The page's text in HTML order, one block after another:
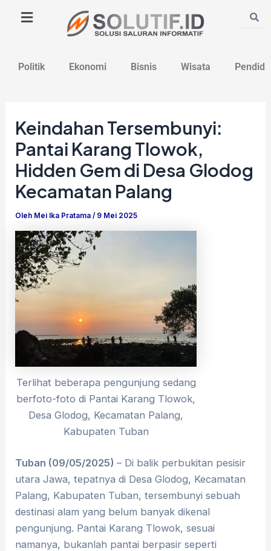
Politik Ekonomi Bisnis Wisata
Keindahan Tersembunyi:
Pantai Karang Tlowok,
Hidden Gem di Desa Glodog
Kecamatan Palang
Oleh Mei Ika Pratama/ 9 Mei 2025
Terlihat beberapa pengunjung sedang
berfoto-foto di Pantai Karang Tlowok,
Desa Glodog, Kecamatan Palang,
Kabupaten Tuban
Tuban (09/05/2025)– Di balik perbukitan pesisir
utara Jawa, tepatnya di Desa Glodog, Kecamatan
Palang, Kabupaten Tuban, tersembunyi sebuah
destinasi alam yang belum banyak dikenal
pengunjung. Pantai Karang Tlowok, sesuai
namanya, bukanlah pantai berpasir seperti
navigation